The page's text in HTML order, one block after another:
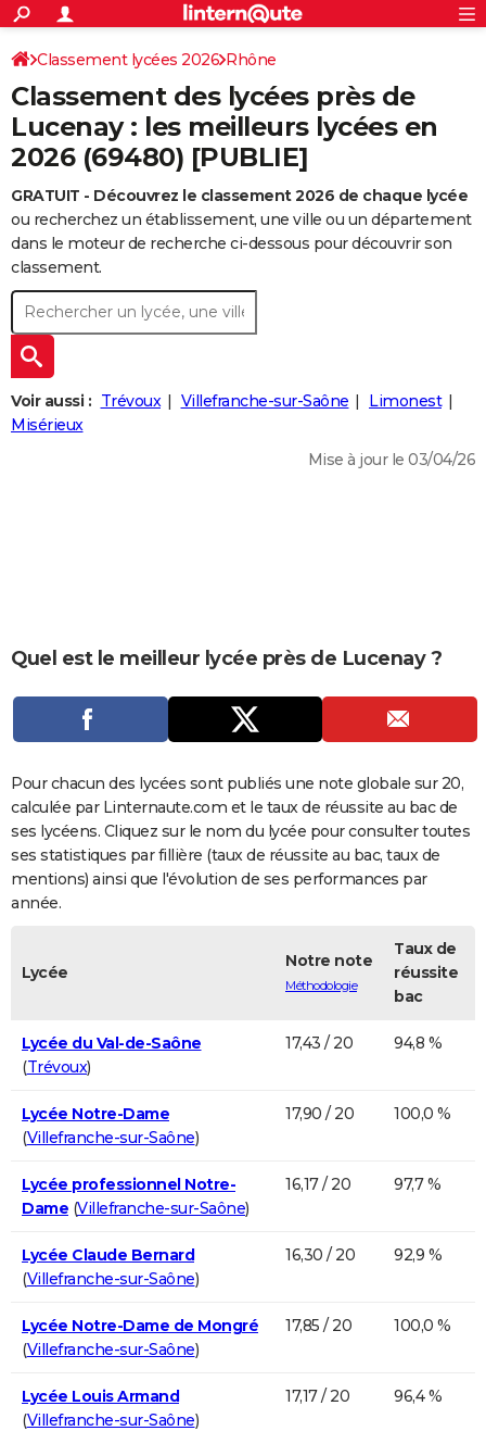
ACTUALITÉS
Politique
Société
Faits Divers
Education
Monde
Villes
+
SPORT
Coupe du monde 2026
Football
Tennis
Cyclisme
Rugby
Forum
Programme TV
TNT
Streaming
Cinéma
Sorties cinéma
Musique
+
FINANCE
Retraite
Impôts
Epargne
Immobilier
Risques naturels par ville
Banque
Assurance
Crédit
AUTO
Essais
Réserver un essai
Citadines
Berlines
SUV
Forum auto
+
HIGH-TECH
BRICOLAGE
Forum
Aménagement intérieur
Extérieur
Cuisine
Salle de bains
Jardinage
Rangement
+WEEK-END
Guides de France
Escapades
Patrimoine
Expositions
Musées
Week-end nature
+
LIFESTYLE
Art de vivre
Bien-être
Loisirs
Mode
Modes de vie
+SANTE
Dictionnaire
Biographies
Expressions
Proverbes
PROGRAMME TV
COPAINS D'AVANT
S'inscrire
Se connecter
Lycées
Collèges
Primaires
Universités
Entreprises
Service militaire
Avis de recherche
AVIS DE DÉCÈS
FORUM
Bricolage
Lifestyle
Culture
Sport
Auto
Television
Voyage
Cinema
S'inscrire
Connexion
Classement lycées 2026 Rhône
Classement des lycées près de
Lucenay : les meilleurs lycées en
2026 (69480) [PUBLIE]
GRATUIT - Découvrez le classement 2026 de chaque lycée
ou recherchez un établissement, une ville ou un département
dans le moteur de recherche ci-dessous pour découvrir son
classement.
Voir aussi : Trévoux Villefranche-sur-Saône
Limonest
Misérieux
Mise à jour le 03/04/26
Quel est le meilleur lycée près de Lucenay ?
Pour chacun des lycées sont publiés une note globale sur 20,
calculée par Linternaute.com et le taux de réussite au bac de
ses lycéens. Cliquez sur le nom du lycée pour consulter toutes
ses statistiques par fillière (taux de réussite au bac, taux de
mentions) ainsi que l'évolution de ses performances par
année.
Lycée
Notre note
Méthodologie
Taux de
réussite
bac
Lycée du Val-de-Saône
(Trévoux)
17,43 / 20 94,8 %
Lycée Notre-Dame
(Villefranche-sur-Saône)
17,90 / 20 100,0 %
Lycée professionnel Notre-
Dame (Villefranche-sur-Saône)
16,17 / 20 97,7 %
Lycée Claude Bernard
(Villefranche-sur-Saône)
16,30 / 20 92,9 %
Lycée Notre-Dame de Mongré
(Villefranche-sur-Saône)
17,85 / 20 100,0 %
Lycée Louis Armand
(Villefranche-sur-Saône)
17,17 / 20 96,4 %